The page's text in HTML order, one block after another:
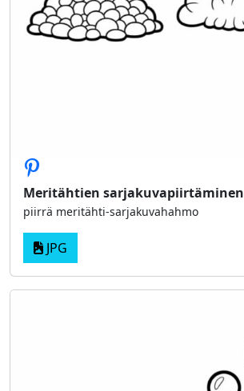
Meritähtien sarjakuvapiirtäminen
piirrä meritähti-sarjakuvahahmo
JPG